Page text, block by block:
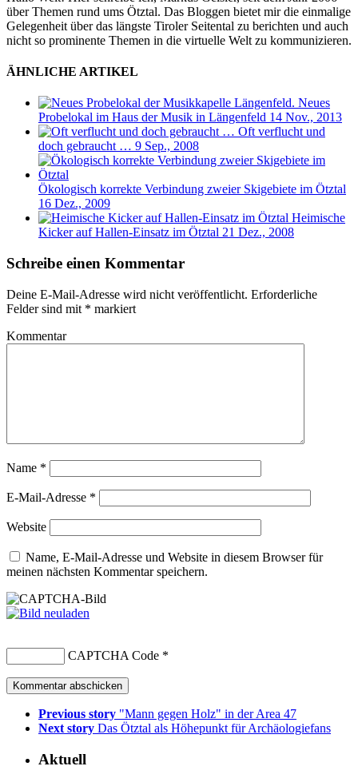
über Themen rund ums Ötztal. Das Bloggen bietet mir die einmalige
Gelegenheit über das längste Tiroler Seitental zu berichten und auch
nicht so prominente Themen in die virtuelle Welt zu kommunizieren.
ÄHNLICHE ARTIKEL
Neues
Probelokal im Haus der Musik in Längenfeld 14 Nov., 2013
Oft verflucht und
doch gebraucht … 9 Sep., 2008
Ökologisch korrekte Verbindung zweier Skigebiete im Ötztal
16 Dez., 2009
Heimische
Kicker auf Hallen-Einsatz im Ötztal 21 Dez., 2008
Schreibe einen Kommentar
Deine E-Mail-Adresse wird nicht veröffentlicht. Erforderliche
Felder sind mit * markiert
Kommentar
Name *
E-Mail-Adresse *
Website
Name, E-Mail-Adresse und Website in diesem Browser für
meinen nächsten Kommentar speichern.
CAPTCHA Code *
Previous story "Mann gegen Holz" in der Area 47
Next story Das Ötztal als Höhepunkt für Archäologiefans
Aktuell